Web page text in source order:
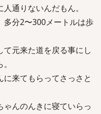
通りないんだもん。
多分2〜300メートルは歩
元来た道を戻る事にし
来てもらってさっさと
ゃんのんきに寝ていらっ